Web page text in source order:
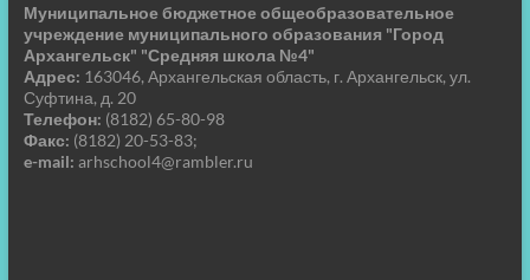
Муниципальное бюджетное общеобразовательное
учреждение муниципального образования "Город
Архангельск" "Средняя школа №4"
Адрес: 163046, Архангельская область, г. Архангельск, ул.
Суфтина, д. 20
Телефон: (8182) 65-80-98
Факс: (8182) 20-53-83;
e-mail: arhschool4@rambler.ru